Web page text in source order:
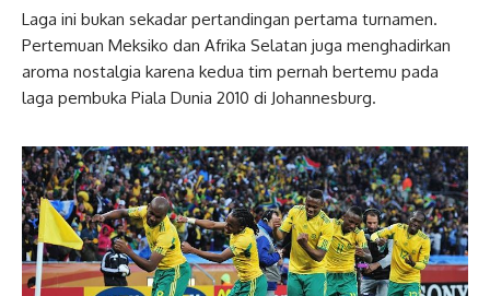
Laga ini bukan sekadar pertandingan pertama turnamen.
Pertemuan Meksiko dan Afrika Selatan juga menghadirkan
aroma nostalgia karena kedua tim pernah bertemu pada
laga pembuka Piala Dunia 2010 di Johannesburg.